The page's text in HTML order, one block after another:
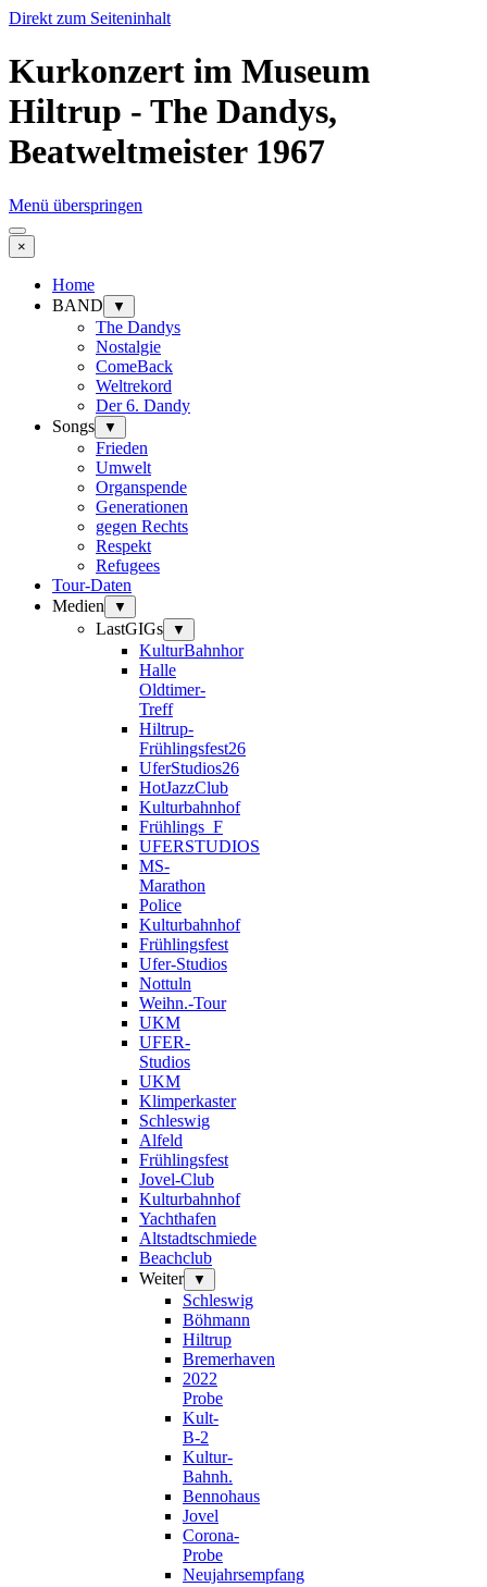
Direkt zum Seiteninhalt
Kurkonzert im Museum
Hiltrup - The Dandys,
Beatweltmeister 1967
Menü überspringen
×
Home
BAND
▼
The Dandys
Nostalgie
ComeBack
Weltrekord
Der 6. Dandy
Songs
▼
Frieden
Umwelt
Organspende
Generationen
gegen Rechts
Respekt
Refugees
Tour-Daten
Medien
▼
LastGIGs ▼
KulturBahnhor
Halle
Oldtimer-
Treff
Hiltrup-
Frühlingsfest26
UferStudios26
HotJazzClub
Kulturbahnhof
Frühlings_F
UFERSTUDIOS
MS-
Marathon
Police
Kulturbahnhof
Frühlingsfest
Ufer-Studios
Nottuln
Weihn.-Tour
UKM
UFER-
Studios
UKM
Klimperkaster
Schleswig
Alfeld
Frühlingsfest
Jovel-Club
Kulturbahnhof
Yachthafen
Altstadtschmiede
Beachclub
Weiter
▼
Schleswig
Böhmann
Hiltrup
Bremerhaven
2022
Probe
Kult-
B-2
Kultur-
Bahnh.
Bennohaus
Jovel
Corona-
Probe
Neujahrsempfang